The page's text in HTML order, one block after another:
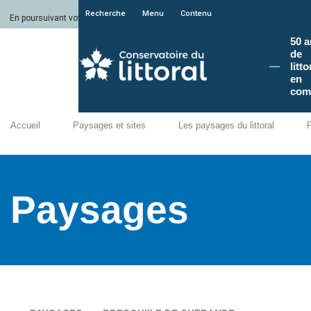
En poursuivant votre navigation sur le site du Conservatoire du littoral, vous
Recherche Menu Contenu
50
de
en
Accueil Paysages et sites Les paysages du littoral
Paysages